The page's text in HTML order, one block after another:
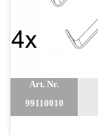
Art. Nr.
99110010